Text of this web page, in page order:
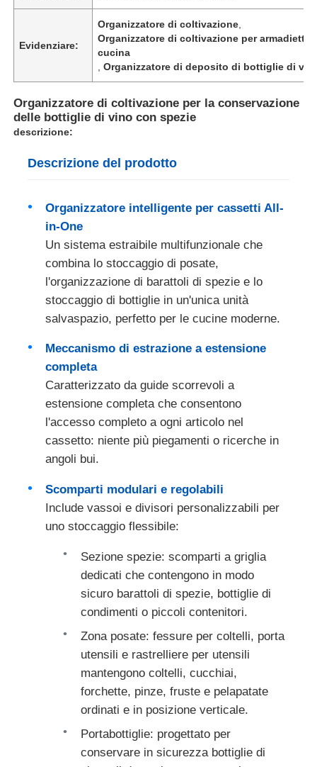
Casa
Prodotti
Chi siamo
Fatory Tour
Controllo di qualità
Richiedere un preventivo
Cerniera di porta del Governo
Evidenziare:
Organizzatore di coltivazione
Organizzatore di coltivazione per armadietti
cucina
,Organizzatore di deposito di bottiglie di
Organizzatore di coltivazione per la conservazione
delle bottiglie di vino con spezie
descrizione:
Descrizione del prodotto
Organizzatore intelligente per cassetti All-
in-One
Un sistema estraibile multifunzionale che
combina lo stoccaggio di posate,
l'organizzazione di barattoli di spezie e lo
stoccaggio di bottiglie in un'unica unità
salvaspazio, perfetto per le cucine moderne.
Meccanismo di estrazione a estensione
completa
Caratterizzato da guide scorrevoli a
estensione completa che consentono
l'accesso completo a ogni articolo nel
cassetto: niente più piegamenti o ricerche in
angoli bui.
Scomparti modulari e regolabili
Include vassoi e divisori personalizzabili per
uno stoccaggio flessibile:
Sezione spezie: scomparti a griglia
dedicati che contengono in modo
sicuro barattoli di spezie, bottiglie di
condimenti o piccoli contenitori.
Zona posate: fessure per coltelli, porta
utensili e rastrelliere per utensili
mantengono coltelli, cucchiai,
forchette, pinze, fruste e pelapatate
ordinati e in posizione verticale.
Portabottiglie: progettato per
conservare in sicurezza bottiglie di